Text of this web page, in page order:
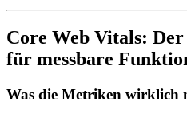
Core Web Vitals:
für messbare
Was die Metriken wirklich